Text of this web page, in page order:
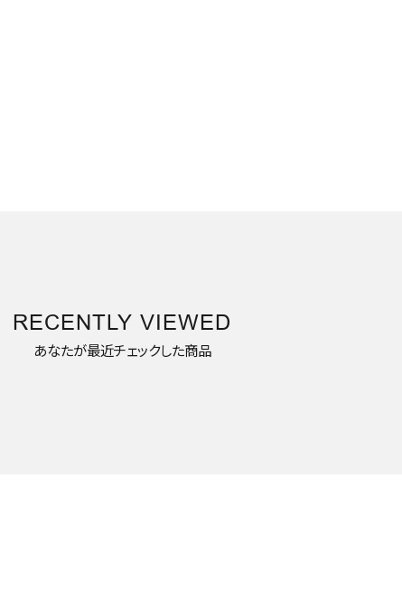
RECENTLY VIEWED
あなたが最近チェックした商品